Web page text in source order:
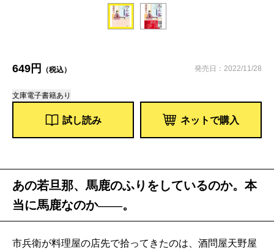
649円 （税込） 発売日：2022/11/28
文庫電子書籍あり
試し読み ネットで購入
あの若旦那、馬鹿のふりをしているのか。本
当に馬鹿なのか――。
市兵衛が料理屋の店先で拾ってきたのは、酒問屋天野屋